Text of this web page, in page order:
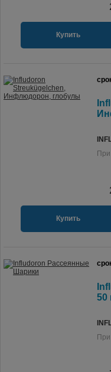
Купить
Купить
50